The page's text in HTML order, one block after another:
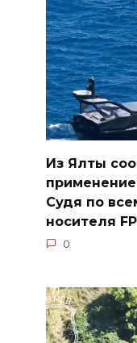
Из Ялты
Судя по
носителя
0